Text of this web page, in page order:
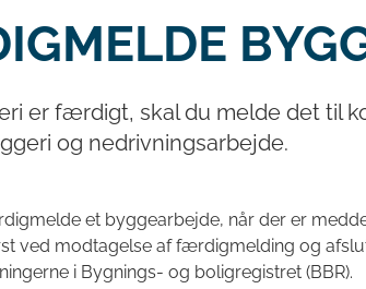
er færdigt, skal du melde det til
og nedrivningsarbejde.
et byggearbejde, når der er
ved modtagelse af færdigmelding og
i Bygnings- og boligregistret (BBR).